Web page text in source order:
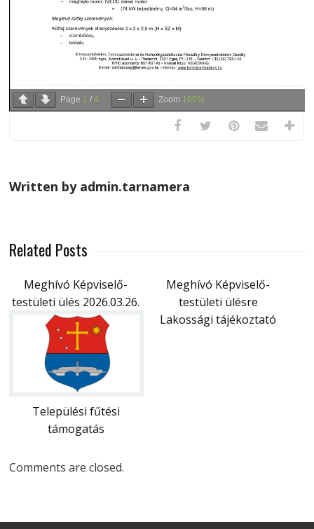
Page 1 /4 Zoom 100%
Written by admin.tarnamera
Related Posts
Meghívó Képviselő-
testületi ülés 2026.03.26.
Meghívó Képviselő-
testületi ülésre
Települési fűtési
támogatás
Lakossági tájékoztató
Comments are closed.